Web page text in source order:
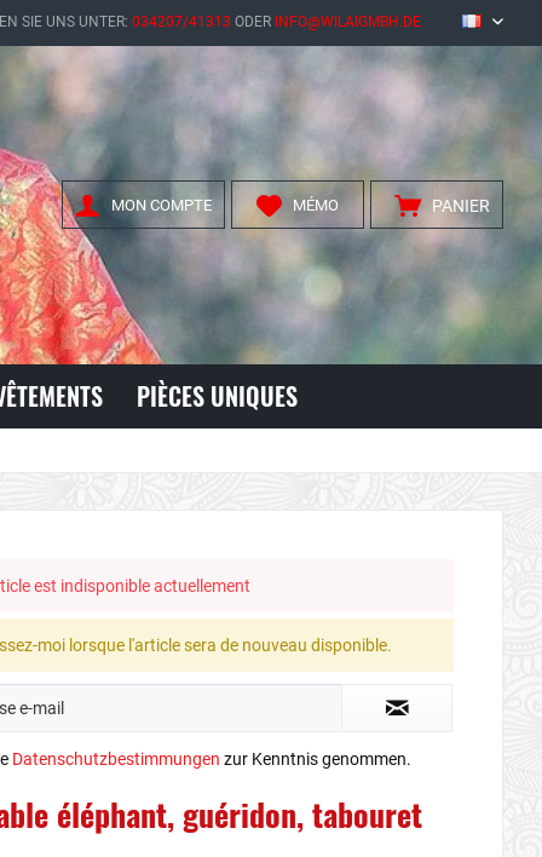
SIE UNS UNTER: 034207/41313 ODER INFO@WILAIGMBH.DE FR
PANIER
MÉMO
MON COMPTE
PIÈCES UNIQUES
est indisponible actuellement
moi lorsque l'article sera de nouveau disponible.
Datenschutzbestimmungen zur Kenntnis genommen.
éléphant, guéridon, tabouret